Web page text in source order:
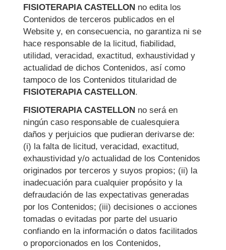
FISIOTERAPIA CASTELLON no edita los
Contenidos de terceros publicados en el
Website y, en consecuencia, no garantiza ni se
hace responsable de la licitud, fiabilidad,
utilidad, veracidad, exactitud, exhaustividad y
actualidad de dichos Contenidos, así como
tampoco de los Contenidos titularidad de
FISIOTERAPIA CASTELLON.
FISIOTERAPIA CASTELLON no será en
ningún caso responsable de cualesquiera
daños y perjuicios que pudieran derivarse de:
(i) la falta de licitud, veracidad, exactitud,
exhaustividad y/o actualidad de los Contenidos
originados por terceros y suyos propios; (ii) la
inadecuación para cualquier propósito y la
defraudación de las expectativas generadas
por los Contenidos; (iii) decisiones o acciones
tomadas o evitadas por parte del usuario
confiando en la información o datos facilitados
o proporcionados en los Contenidos,